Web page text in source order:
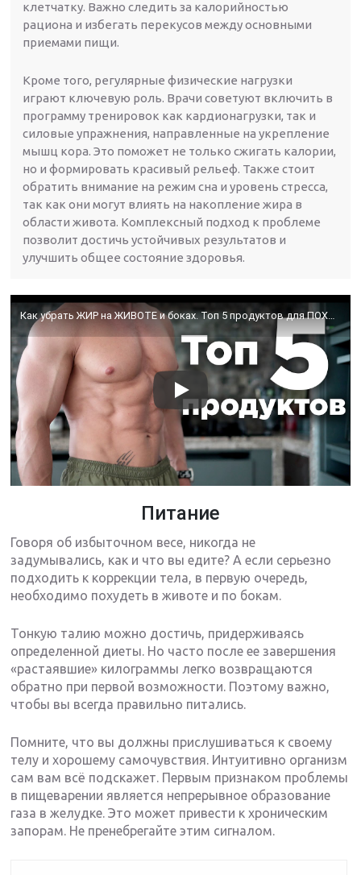
клетчатку. Важно следить за калорийностью
рациона и избегать перекусов между основными
приемами пищи.
Кроме того, регулярные физические нагрузки
играют ключевую роль. Врачи советуют включить в
программу тренировок как кардионагрузки, так и
силовые упражнения, направленные на укрепление
мышц кора. Это поможет не только сжигать калории,
но и формировать красивый рельеф. Также стоит
обратить внимание на режим сна и уровень стресса,
так как они могут влиять на накопление жира в
области живота. Комплексный подход к проблеме
позволит достичь устойчивых результатов и
улучшить общее состояние здоровья.
Питание
Говоря об избыточном весе, никогда не
задумывались, как и что вы едите? А если серьезно
подходить к коррекции тела, в первую очередь,
необходимо похудеть в животе и по бокам.
Тонкую талию можно достичь, придерживаясь
определенной диеты. Но часто после ее завершения
«растаявшие» килограммы легко возвращаются
обратно при первой возможности. Поэтому важно,
чтобы вы всегда правильно питались.
Помните, что вы должны прислушиваться к своему
телу и хорошему самочувствия. Интуитивно организм
сам вам всё подскажет. Первым признаком проблемы
в пищеварении является непрерывное образование
газа в желудке. Это может привести к хроническим
запорам. Не пренебрегайте этим сигналом.